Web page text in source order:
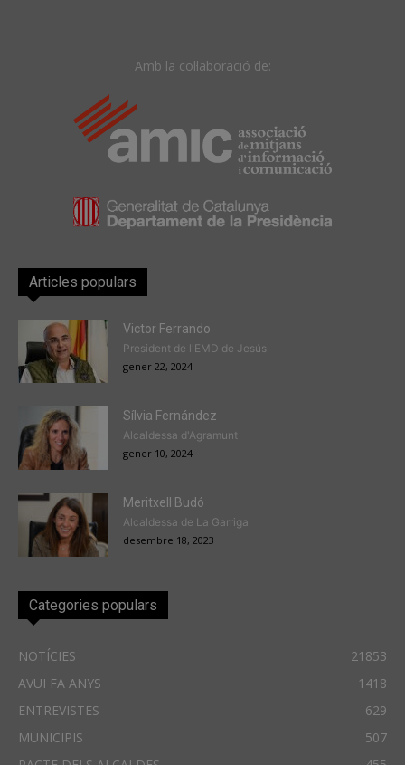
Amb la col·laboració de:
Articles populars
Victor Ferrando
President de l'EMD de Jesús
gener 22, 2024
Sílvia Fernández
Alcaldessa d'Agramunt
gener 10, 2024
Meritxell Budó
Alcaldessa de La Garriga
desembre 18, 2023
Categories populars
NOTÍCIES
21853
AVUI FA ANYS
1418
ENTREVISTES
629
MUNICIPIS
507